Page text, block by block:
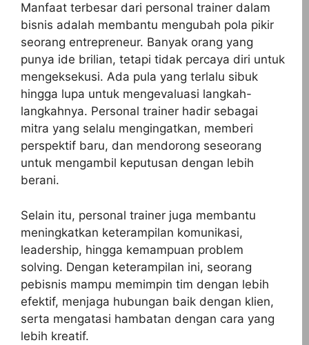
Manfaat terbesar dari personal trainer dalam
bisnis adalah membantu mengubah pola pikir
seorang entrepreneur. Banyak orang yang
punya ide brilian, tetapi tidak percaya diri untuk
mengeksekusi. Ada pula yang terlalu sibuk
hingga lupa untuk mengevaluasi langkah-
langkahnya. Personal trainer hadir sebagai
mitra yang selalu mengingatkan, memberi
perspektif baru, dan mendorong seseorang
untuk mengambil keputusan dengan lebih
berani.
Selain itu, personal trainer juga membantu
meningkatkan keterampilan komunikasi,
leadership, hingga kemampuan problem
solving. Dengan keterampilan ini, seorang
pebisnis mampu memimpin tim dengan lebih
efektif, menjaga hubungan baik dengan klien,
serta mengatasi hambatan dengan cara yang
lebih kreatif.